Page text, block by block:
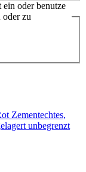
oder benutze
oder zu
Zementechtes,
unbegrenzt